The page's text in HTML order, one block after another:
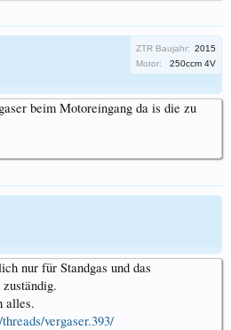
ZTR Baujahr: 2015
Motor:
250ccm 4V
beim Motoreingang da is die zu
nur für Standgas und das
alles.
vergaser.393/